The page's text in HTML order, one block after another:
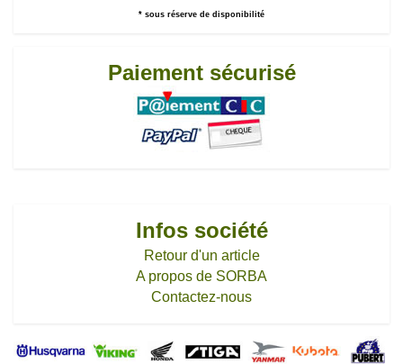
* sous réserve de disponibilité
Paiement sécurisé
Infos société
Retour d'un article
A propos de SORBA
Contactez-nous